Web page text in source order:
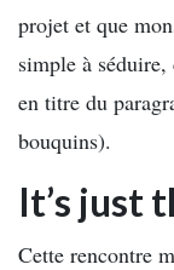
projet et que
simple à
en titre du
bouquins).
It’s just
Cette rencontre